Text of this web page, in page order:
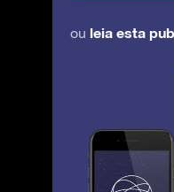
ou leia esta